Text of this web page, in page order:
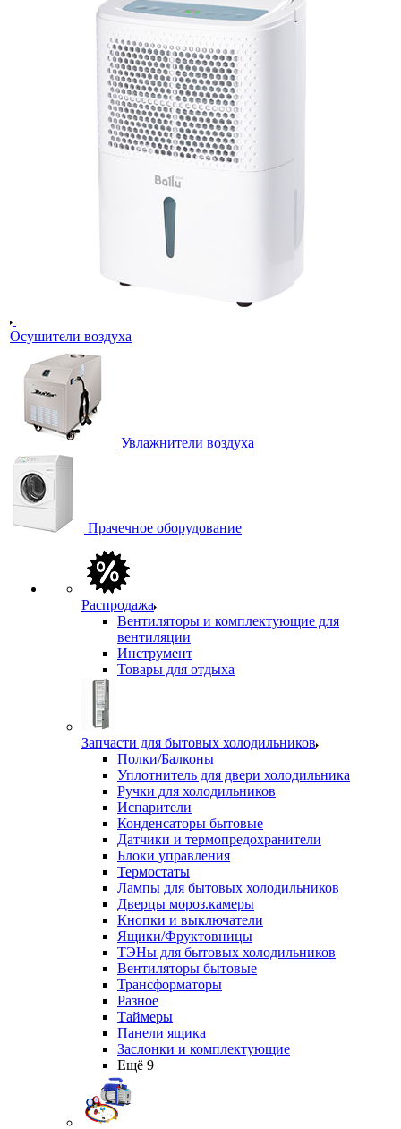
Осушители воздуха
Увлажнители воздуха
Прачечное оборудование
Распродажа
Вентиляторы и комплектующие для
вентиляции
Инструмент
Товары для отдыха
Запчасти для бытовых холодильников
Полки/Балконы
Уплотнитель для двери холодильника
Ручки для холодильников
Испарители
Конденсаторы бытовые
Датчики и термопредохранители
Блоки управления
Термостаты
Лампы для бытовых холодильников
Дверцы мороз.камеры
Кнопки и выключатели
Ящики/Фруктовницы
ТЭНы для бытовых холодильников
Вентиляторы бытовые
Трансформаторы
Разное
Таймеры
Панели ящика
Заслонки и комплектующие
Ещё 9